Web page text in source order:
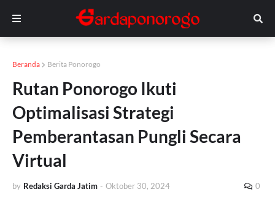
Beranda Berita Ponorogo
Rutan Ponorogo Ikuti
Optimalisasi Strategi
Pemberantasan Pungli Secara
Virtual
by Redaksi Garda Jatim - Oktober 30, 2024 0